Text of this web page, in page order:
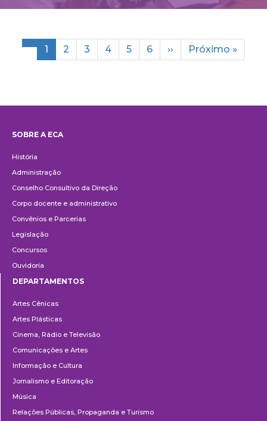
Paginación
Página
actual
1 Página
2 Página
3 Página
4 Página
5 Página
6
Siguiente
página
››
Última
página
Próximo »
SOBRE A ECA
História
Administração
Conselho Consultivo da Direção
Corpo docente e administrativo
Convênios e Parcerias
Legislação
Concursos
Ouvidoria
DEPARTAMENTOS
Artes Cênicas
Artes Plásticas
Cinema, Rádio e Televisão
Comunicações e Artes
Informação e Cultura
Jornalismo e Editoração
Música
Relações Públicas, Propaganda e Turismo